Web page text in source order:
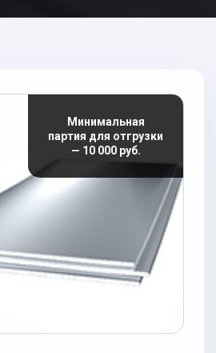
Минимальная
партия для отгрузки
— 10 000 руб.